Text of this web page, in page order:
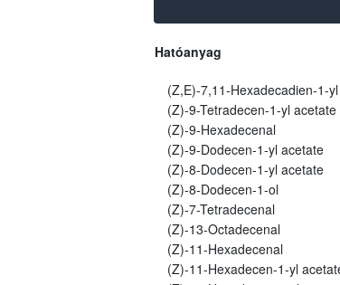
Hatóanyag
(Z,E)-7,11-Hexadecadien-1-
(Z)-9-Tetradecen-1-yl acetate
(Z)-9-Hexadecenal
(Z)-9-Dodecen-1-yl acetate
(Z)-8-Dodecen-1-yl acetate
(Z)-8-Dodecen-1-ol
(Z)-7-Tetradecenal
(Z)-13-Octadecenal
(Z)-11-Hexadecenal
(Z)-11-Hexadecen-1-yl